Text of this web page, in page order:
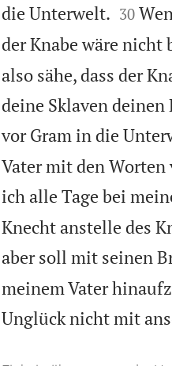
die Unterwelt.
30
der Knabe wäre nicht
also sähe, dass der
deine Sklaven
vor Gram in die
Vater mit den
ich alle Tage bei
Knecht anstelle des
aber soll mit seinen
meinem Vater
Unglück nicht mit